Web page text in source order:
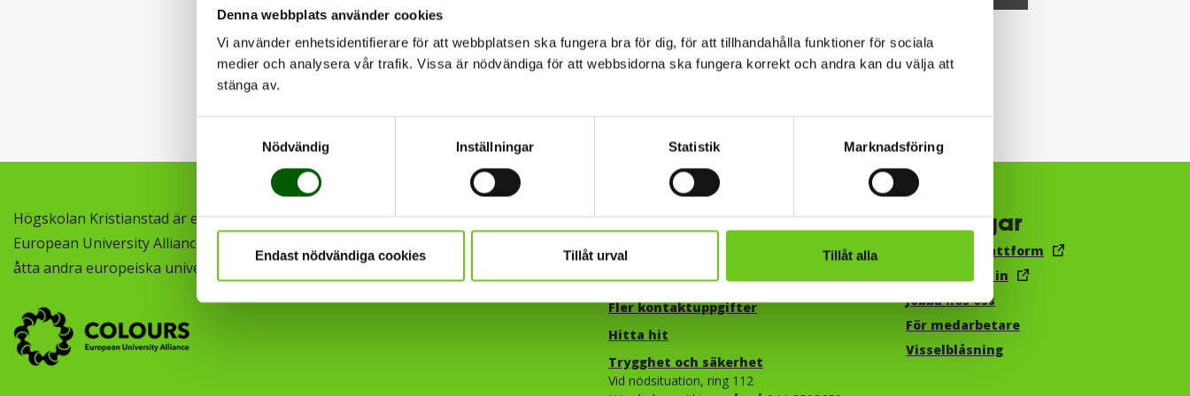
Denna webbplats använder cookies
Vi använder enhetsidentifierare för att webbplatsen ska fungera bra för dig, för att tillhandahålla funktioner för sociala
medier och analysera vår trafik. Vissa är nödvändiga för att webbsidorna ska fungera korrekt och andra kan du välja att
stänga av.
Nödvändig
Inställningar Statistik Marknadsföring
Endast nödvändiga cookies Tillåt urval Tillåt alla
Högskolan Kristianstad är en del av COLOURS
European University Alliance, ett samarbete med
åtta andra europeiska universitet.
Kontakt
Telefon: 044-2503000
E-post:info@hkr.se
Fler kontaktuppgifter
Hitta hit
Trygghet och säkerhet​​​​​​​​​​​
Vid nödsituation, ring 112
Genvägar
Canvas lärplattform
E-post, logga in
Jobba hos oss
För medarbetare
Visselblåsning